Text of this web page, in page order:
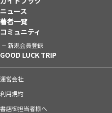
ニュース
著者一覧
コミュニティ
新規会員登録
GOOD LUCK TRIP
運営会社
利用規約
書店御担当者様へ